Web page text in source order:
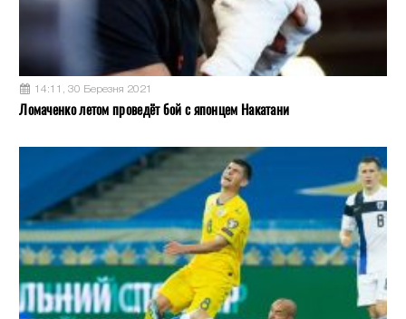
14:11, 30 Березня 2021
Ломаченко летом проведёт бой с японцем Накатани